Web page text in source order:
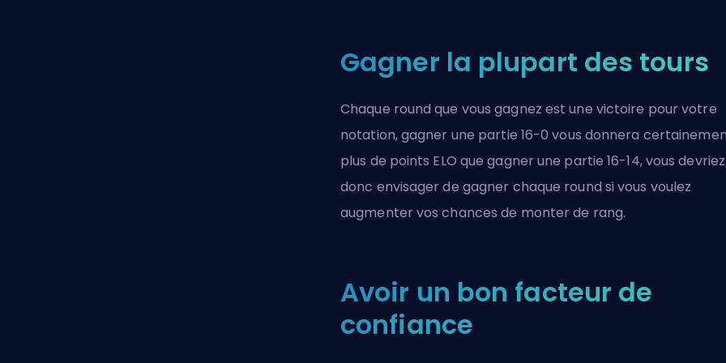
Gagner la plupart des tours
Chaque round que vous gagnez est une victoire pour votre
notation, gagner une partie 16-0 vous donnera
plus de points ELO que gagner une partie 16-14, vous devriez
donc envisager de gagner chaque round si vous voulez
augmenter vos chances de monter de rang.
Avoir un bon facteur de
confiance